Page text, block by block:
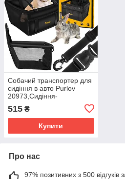
Собачий транспортер для
сидіння в авто Purlov
20973,Сидіння-
транспортер для тварин
515 ₴
Купити
Про нас
97% позитивних з 500 відгуків